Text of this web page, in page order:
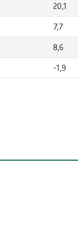
20,1
7,7
8,6
-1,9